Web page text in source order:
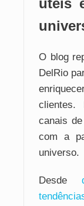
úteis
O blog
DelRio
clientes.
canais
com a
universo.
Desde